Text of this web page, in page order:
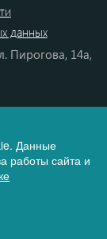
данных
Пирогова, 14а,
Данные
работы сайта и